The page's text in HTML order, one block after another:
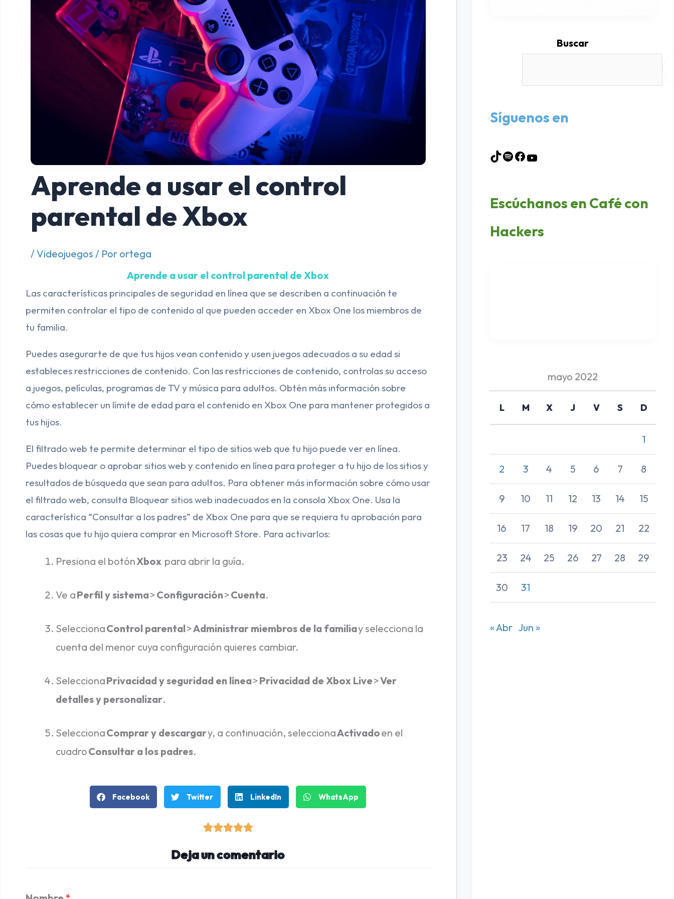
Aprende a usar el control
parental de Xbox
/Videojuegos / Por ortega
Aprende a usar el control parental de Xbox
Las características principales de seguridad en línea que se describen a continuación te
permiten controlar el tipo de contenido al que pueden acceder en Xbox One los miembros de
tu familia.
Puedes asegurarte de que tus hijos vean contenido y usen juegos adecuados a su edad si
estableces restricciones de contenido. Con las restricciones de contenido, controlas su acceso
a juegos, películas, programas de TV y música para adultos. Obtén más información sobre
cómo establecer un límite de edad para el contenido en Xbox One para mantener protegidos a
tus hijos.
El filtrado web te permite determinar el tipo de sitios web que tu hijo puede ver en línea.
Puedes bloquear o aprobar sitios web y contenido en línea para proteger a tu hijo de los sitios y
resultados de búsqueda que sean para adultos. Para obtener más información sobre cómo usar
el filtrado web, consulta Bloquear sitios web inadecuados en la consola Xbox One. Usa la
característica “Consultar a los padres” de Xbox One para que se requiera tu aprobación para
las cosas que tu hijo quiera comprar en Microsoft Store. Para activarlos:
Presiona el botónXbox para abrir la guía.
Ve aPerfil y sistema>Configuración>Cuenta.
SeleccionaControl parental>Administrar miembros de la familiay selecciona la
cuenta del menor cuya configuración quieres cambiar.
SeleccionaPrivacidad y seguridad en línea>Privacidad de Xbox Live>Ver
detalles y personalizar.
SeleccionaComprar y descargary, a continuación, seleccionaActivadoen el
cuadroConsultar a los padres.
Facebook Twitter LinkedIn WhatsApp
V
Deja un comentario
Buscar
Síguenos en
Escúchanos en Café con
Hackers
mayo 2022
L M X J V S D
1
2 3 4 5 6 7 8
9 10 11 12 13 14 15
16 17 18 19 20 21 22
23 24 25 26 27 28 29
30 31
« Abr Jun »